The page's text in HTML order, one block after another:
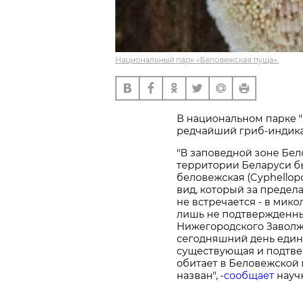
Национальный парк «Беловежская пуща».
В национальном парке
редчайший гриб-
"В заповедной зоне
территории Беларуси
беловежская
вид, который за
не встречается - в
лишь не
Нижегородского
сегодняшний день
существующая и
обитает в Беловежской
назван", -сообщает